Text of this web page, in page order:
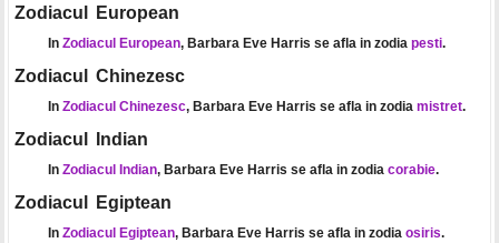
Zodiacul European
In Zodiacul European, Barbara Eve Harris se afla in zodia pesti.
Zodiacul Chinezesc
In Zodiacul Chinezesc, Barbara Eve Harris se afla in zodia mistret.
Zodiacul Indian
In Zodiacul Indian, Barbara Eve Harris se afla in zodia corabie.
Zodiacul Egiptean
In Zodiacul Egiptean, Barbara Eve Harris se afla in zodia osiris.